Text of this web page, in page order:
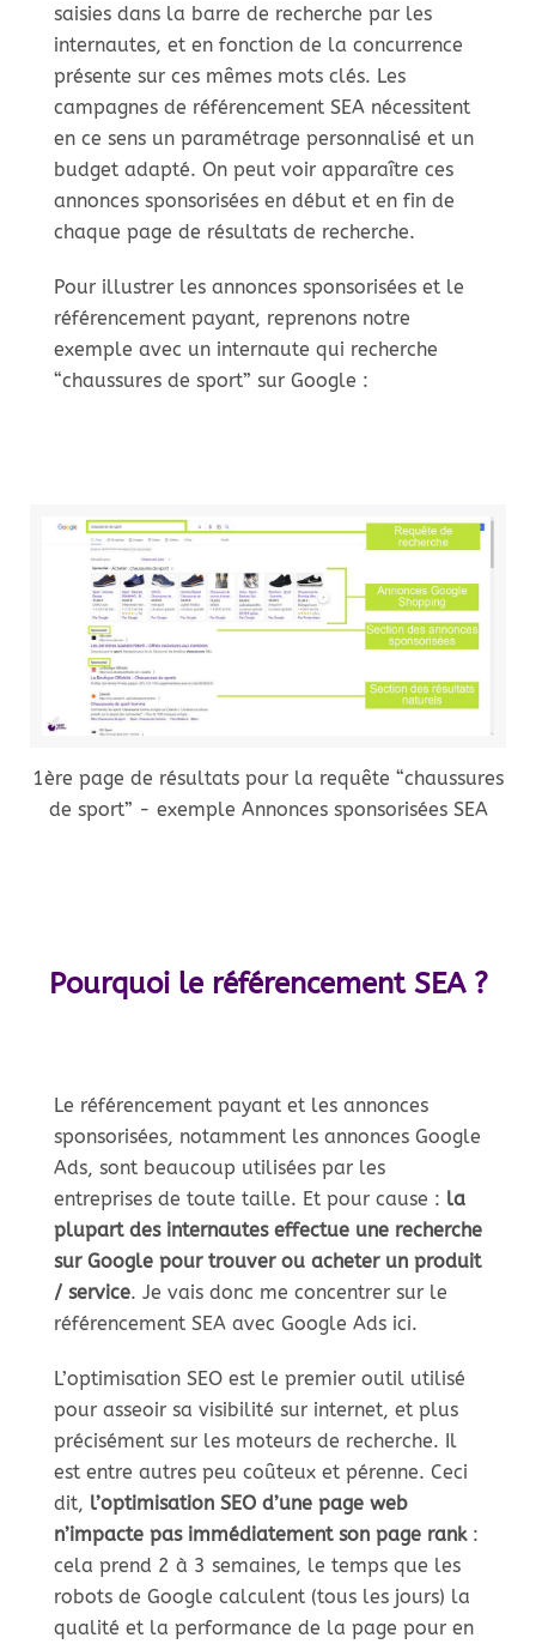
saisies dans la barre de recherche par les
internautes, et en fonction de la concurrence
présente sur ces mêmes mots clés. Les
campagnes de référencement SEA nécessitent
en ce sens un paramétrage personnalisé et un
budget adapté. On peut voir apparaître ces
annonces sponsorisées en début et en fin de
chaque page de résultats de recherche.
Pour illustrer les annonces sponsorisées et le
référencement payant, reprenons notre
exemple avec un internaute qui recherche
“chaussures de sport” sur Google :
1ère page de résultats pour la requête “chaussures
de sport” - exemple Annonces sponsorisées SEA
Pourquoi le référencement SEA ?
Le référencement payant et les annonces
sponsorisées, notamment les annonces Google
Ads, sont beaucoup utilisées par les
entreprises de toute taille. Et pour cause : la
plupart des internautes effectue une recherche
sur Google pour trouver ou acheter un produit
/ service. Je vais donc me concentrer sur le
référencement SEA avec Google Ads ici.
L’optimisation SEO est le premier outil utilisé
pour asseoir sa visibilité sur internet, et plus
précisément sur les moteurs de recherche. Il
est entre autres peu coûteux et pérenne. Ceci
dit, l’optimisation SEO d’une page web
n’impacte pas immédiatement son page rank:
cela prend 2 à 3 semaines, le temps que les
robots de Google calculent (tous les jours) la
qualité et la performance de la page pour en